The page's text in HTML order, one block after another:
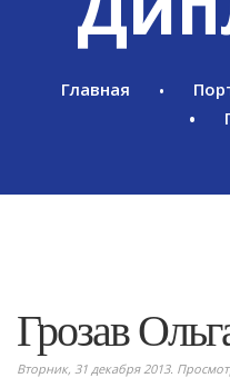
Главная
Грозав
Вторник, 31 декабря 2013.